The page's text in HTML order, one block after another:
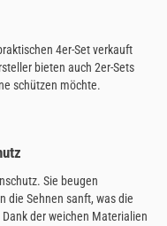
4er-Set verkauft
bieten auch 2er-Sets
schützen möchte.
Sie beugen
die Sehnen sanft, was die
der weichen Materialien